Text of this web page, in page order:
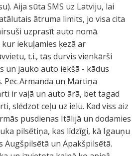
Aija sūta SMS uz Latviju, lai
ātruma limits, jo visa cita
uzprasīt auto nomā.
iekuļamies ķezā ar
t.i., tās durvis vienkārši
un jauko auto iekšā - kādus
Pēc Armanda un Mārtiņa
ir vaļā un auto ārā, bet tagad
slēdzot ceļu uz ielu. Kad viss aiz
pusdienas Itālijā un dodamies
pilsētiņa, kas līdzīgi, kā Igauņu
Augšpilsētā un Apakšpilsētā.